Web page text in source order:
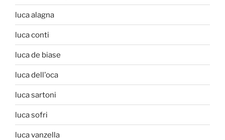
luca alagna
luca conti
luca de biase
luca dell'oca
luca sartoni
luca sofri
luca vanzella